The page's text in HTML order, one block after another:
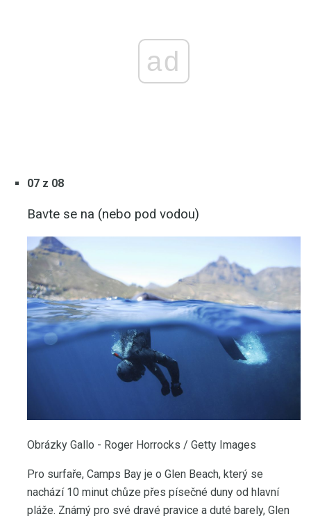
ad
07 z 08
Bavte se na (nebo pod vodou)
Obrázky Gallo - Roger Horrocks / Getty Images
Pro surfaře, Camps Bay je o Glen Beach, který se
nachází 10 minut chůze přes písečné duny od hlavní
pláže. Známý pro své dravé pravice a duté barely, Glen